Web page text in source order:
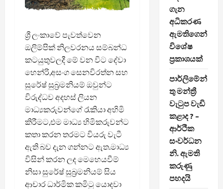
ශ්‍රී ලංකාවේ පැවත්වෙන
ඔලිම්පික් නිලවරනය සම්බන්ධ
කටයුතුවලදී මේ වන විට දේවා
හෙන්රි,අසංග සෙනවිරත්න සහ
සුරේෂ් සුබ්‍රමනියම් ඔවුන්ට
විරුද්ධව අදහස් ලියන
මාධ්‍යකරුවන්ගේ රැකියා අහිමි
කිරීමට,එම මාධ්‍ය හිමිකරුවන්ට
කතා කරන තරමට වියරු වැටී
ඇති බව දැන ගන්නට ඇත.මාධ්‍ය
විසින් කරන ලද මෙහෙයවීම්
නිසා සුරේෂ් සුබ්‍රමනියම් සිය
ආචාර ධාර්මික කමිටු යොදවා
ගැන
අධිකරණ
ඇමතිගෙන්
විශේෂ
ප්‍රකාශයක්
පාර්ලිමේන්
තු මන්ත්‍රී
වැටුප වැඩි
කළාද ? –
ආර්ථික
සංවර්ධන
නි. ඇමති
කරුණු
පහදයි